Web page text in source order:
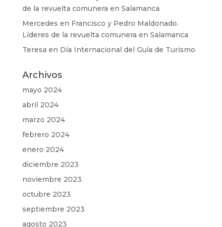
de la revuelta comunera en Salamanca
Mercedes en Francisco y Pedro Maldonado.
Líderes de la revuelta comunera en Salamanca
Teresa en Día Internacional del Guía de Turismo
Archivos
mayo 2024
abril 2024
marzo 2024
febrero 2024
enero 2024
diciembre 2023
noviembre 2023
octubre 2023
septiembre 2023
agosto 2023